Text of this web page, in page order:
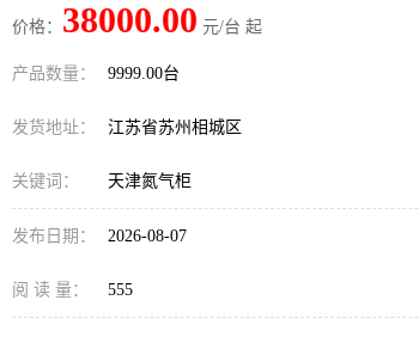
价格： 38000.00 元/台 起
产品数量： 9999.00台
发货地址： 江苏省苏州相城区
关键词： 天津氮气柜
发布日期： 2026-08-07
阅 读 量： 555